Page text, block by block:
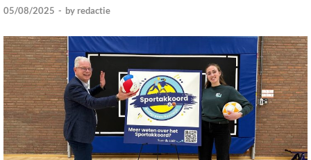
05/08/2025 - by redactie